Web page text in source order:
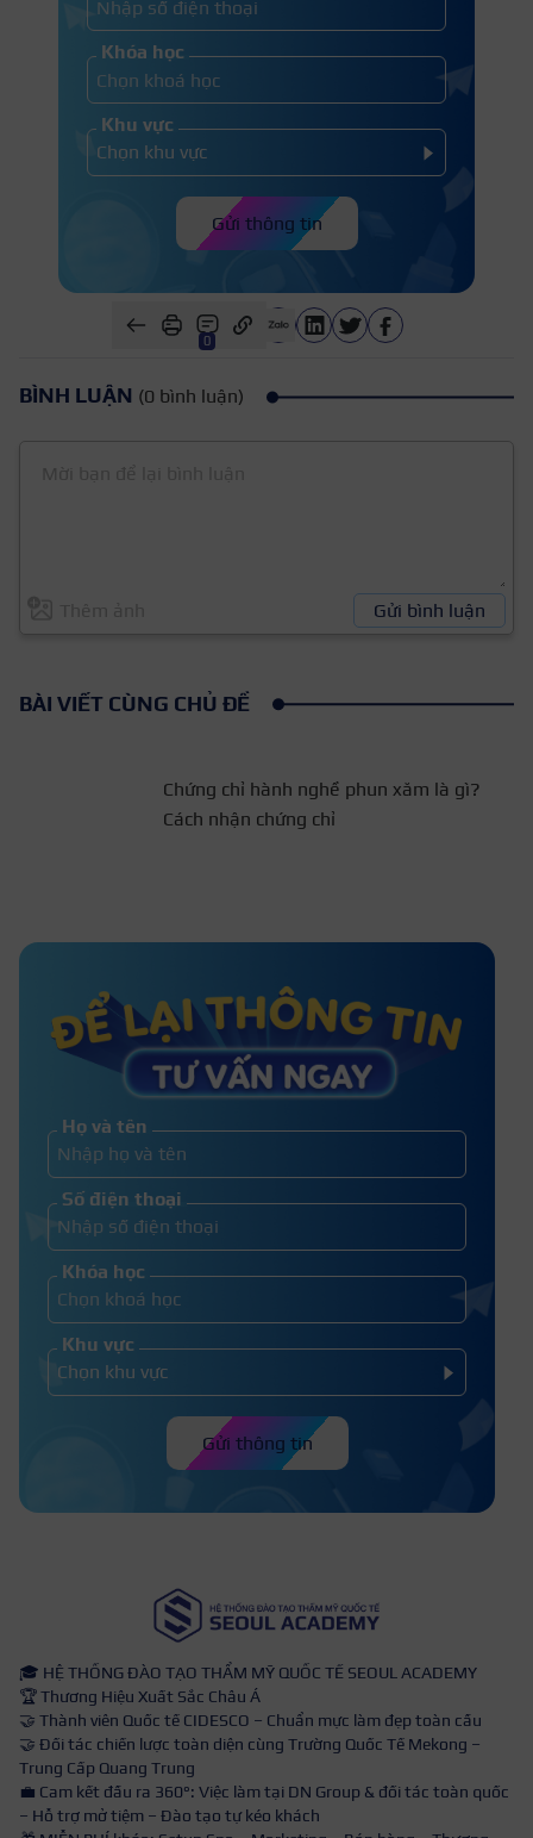
Khóa học
Khu vực
Gửi thông tin
0
BÌNH LUẬN (0 bình luận)
Gửi bình luận
BÀI VIẾT CÙNG CHỦ ĐỀ
xăm là gì? Cách nhận chứng
chỉ
Học nghề phun xăm thẩm mỹ có
tương lai không?
xăm thẩm mỹ mới 2026
Họ và tên
Số điện thoại
Khóa học
Khu vực
Gửi thông tin
🎓 HỆ THỐNG ĐÀO TẠO THẨM MỸ QUỐC TẾ SEOUL ACADEMY
🏆 Thương Hiệu Xuất Sắc Châu Á
🤝 Thành viên Quốc tế CIDESCO – Chuẩn mực làm đẹp toàn cầu
🤝 Đối tác chiến lược toàn diện cùng Trường Quốc Tế Mekong –
Trung Cấp Quang Trung
💼 Cam kết đầu ra 360°: Việc làm tại DN Group & đối tác toàn quốc
– Hỗ trợ mở tiệm – Đào tạo tự kéo khách